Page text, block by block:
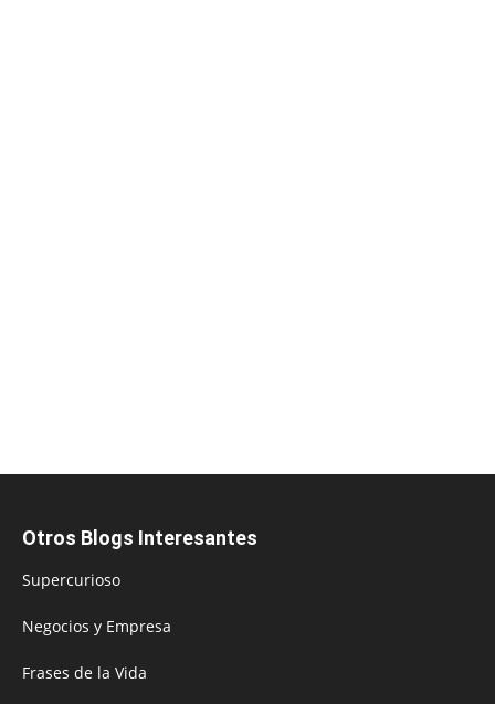
Otros Blogs Interesantes
Supercurioso
Negocios y Empresa
Frases de la Vida